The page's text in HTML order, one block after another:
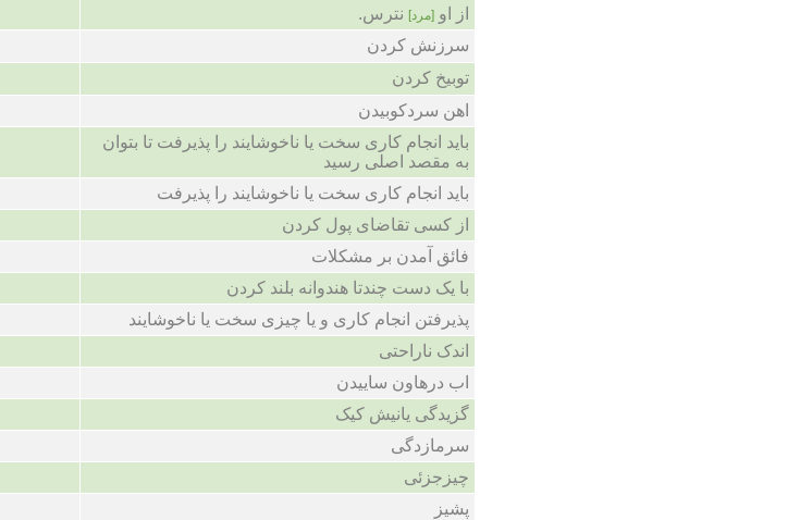
از او [مرد] نترس.
سرزنش کردن
توبیخ کردن
اهن سردکوبیدن
باید انجام کاری سخت یا ناخوشایند را پذیرفت تا بتوان
به مقصد اصلی رسید
باید انجام کاری سخت یا ناخوشایند را پذیرفت
از کسی تقاضای پول کردن
فائق آمدن بر مشکلات
با یک دست چندتا هندوانه بلند کردن
پذیرفتن انجام کاری و یا چیزی سخت یا ناخوشایند
اندک ناراحتی
اب درهاون ساییدن
گزیدگی یانیش کیک
سرمازدگی
چیزجزئی
پشیز